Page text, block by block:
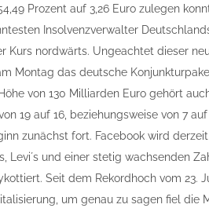
Prozent auf 3,26 Euro zulegen
Insolvenzverwalter
Kurs nordwärts. Ungeachtet dieser
Montag das deutsche
von 130 Milliarden Euro gehört
19 auf 16, beziehungsweise von 7
zunächst fort. Facebook wird
Levi´s und einer stetig wachsenden
Seit dem Rekordhoch vom 23.
um genau zu sagen fiel die